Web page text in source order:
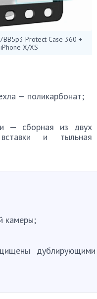
Protect Case 360 +
X/XS
— поликарбонат;
— сборная из двух
и тыльная
камеры;
дублирующими